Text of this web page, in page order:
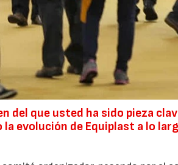
del que usted ha sido pieza
evolución de Equiplast a lo